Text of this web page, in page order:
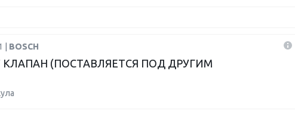
| BOSCH
(ПОСТАВЛЯЕТСЯ ПОД ДРУГИМ